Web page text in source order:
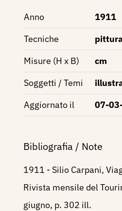
Anno
1911
Tecniche
Misure (H x B)
cm
Soggetti / Temi
Aggiornato il
07-
Bibliografia / Note
1911 - Silio Carpani,
Rivista mensile del
giugno, p. 302 ill.